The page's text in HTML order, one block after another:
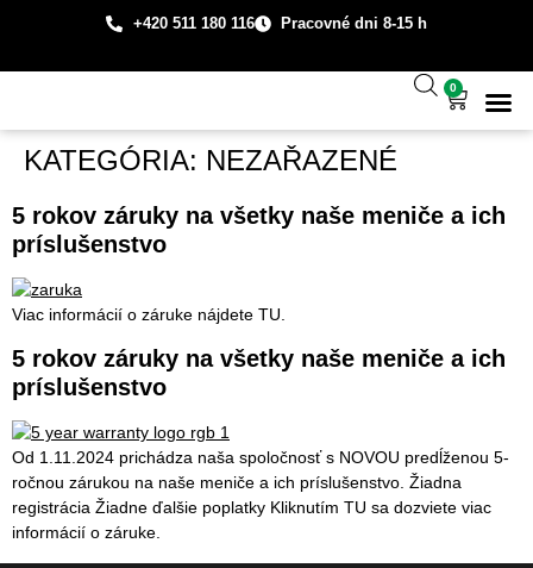
+420 511 180 116 Pracovné dni 8-15 h
0
KATEGÓRIA: NEZAŘAZENÉ
5 rokov záruky na všetky naše meniče a ich
príslušenstvo
Viac informácií o záruke nájdete TU.
5 rokov záruky na všetky naše meniče a ich
príslušenstvo
Od 1.11.2024 prichádza naša spoločnosť s NOVOU predĺženou 5-
ročnou zárukou na naše meniče a ich príslušenstvo. Žiadna
registrácia Žiadne ďalšie poplatky Kliknutím TU sa dozviete viac
informácií o záruke.